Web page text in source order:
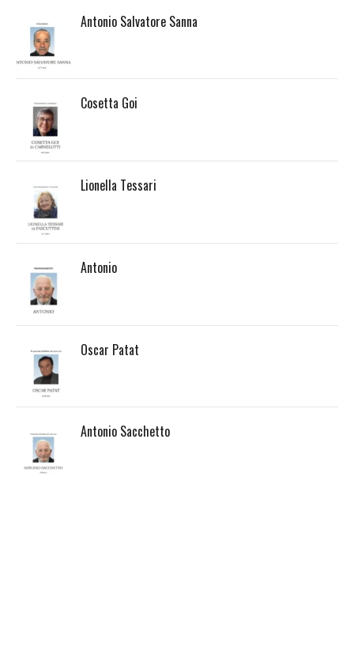
Antonio Salvatore Sanna
Cosetta Goi
Lionella Tessari
Antonio
Oscar Patat
Antonio Sacchetto